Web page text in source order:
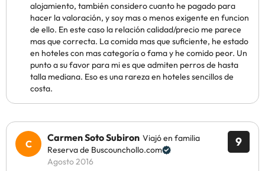
alojamiento, también considero cuanto he pagado para
hacer la valoración, y soy mas o menos exigente en funcion
de ello. En este caso la relación calidad/precio me parece
mas que correcta. La comida mas que suficiente, he estado
en hoteles con mas categoría o fama y he comido peor. Un
punto a su favor para mi es que admiten perros de hasta
talla mediana. Eso es una rareza en hoteles sencillos de
costa.
9
Carmen Soto Subiron Viajó en familia
Reserva de Buscounchollo.com
Agosto 2016